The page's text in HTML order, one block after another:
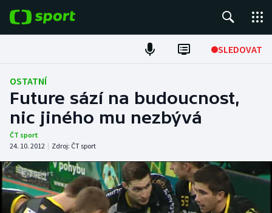
SLEDOVAT
Fotbal
Hokej
Tenis
Atletika
Cyklistika
OSTATNÍ
Future sází na budoucnost,
nic jiného mu nezbývá
ČT sport
24. 10. 2012 | Zdroj: ČT sport